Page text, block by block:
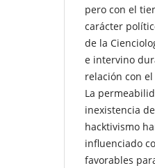
pero con el
carácter
de la
e intervino
relación con
La
inexistencia
hacktivismo
influenciado
favorables